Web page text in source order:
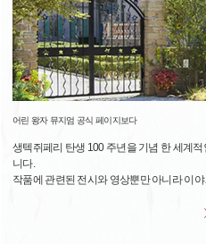
어린 왕자 뮤지엄 공식 페이지보다
생텍쥐페리 탄생 100 주년을 기념 한 세계
니다.
작품에 관련된 전시와 영상뿐만 아니라 이야